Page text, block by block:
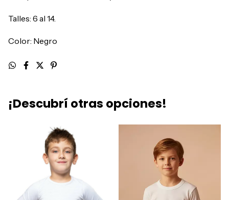
Talles: 6 al 14.
Color: Negro
¡Descubrí otras opciones!